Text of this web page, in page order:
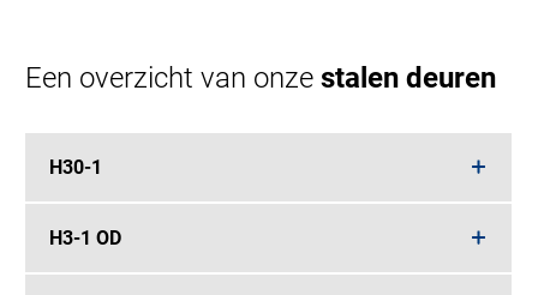
Een overzicht van onzestalen deuren
H30-1
H3-1 OD